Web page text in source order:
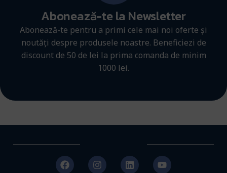
Abonează-te la Newsletter
Abonează-te pentru a primi cele mai noi oferte și
noutăți despre produsele noastre. Beneficiezi de
discount de 50 de lei la prima comanda de minim
1000 lei.